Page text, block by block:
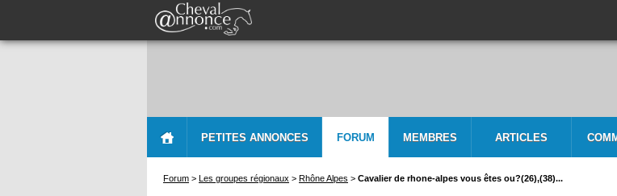
PETITES ANNONCES FORUM MEMBRES ARTICLES
Forum > Les groupes régionaux > Rhône Alpes > Cavalier de rhone-alpes vous êtes ou?(26),(38)...